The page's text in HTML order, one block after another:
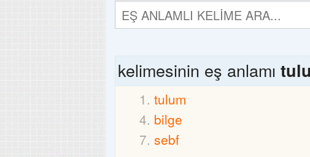
kelimesinin eş anlamı
tulum
bilge
sebf